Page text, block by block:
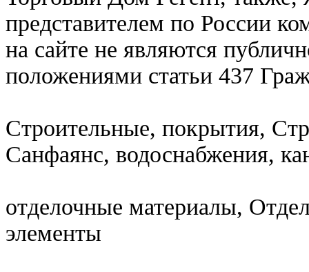
представителем по России
на сайте не являются
положениями статьи 437
Строительные, покрытия,
Санфаянс, водоснабжения,
отделочные материалы,
элементы